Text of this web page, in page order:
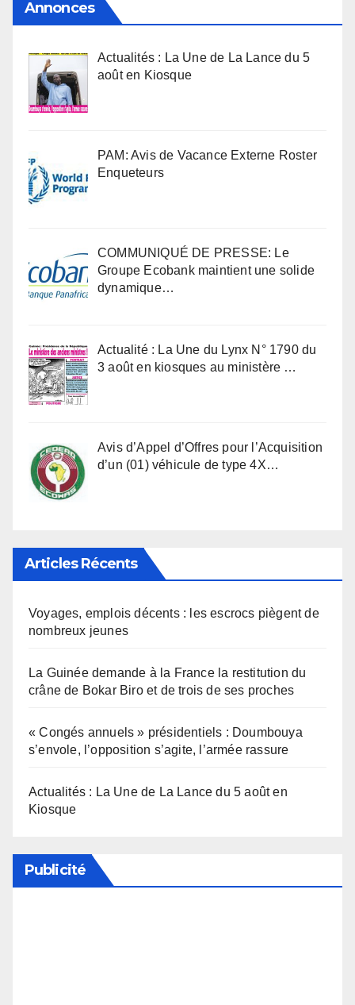
Annonces
Actualités : La Une de La Lance du 5
août en Kiosque
PAM: Avis de Vacance Externe Roster
Enqueteurs
COMMUNIQUÉ DE PRESSE: Le
Groupe Ecobank maintient une solide
dynamique…
Actualité : La Une du Lynx N° 1790 du
3 août en kiosques au ministère …
Avis d’Appel d’Offres pour l’Acquisition
d’un (01) véhicule de type 4X…
Articles Récents
Voyages, emplois décents : les escrocs piègent de
nombreux jeunes
La Guinée demande à la France la restitution du
crâne de Bokar Biro et de trois de ses proches
« Congés annuels » présidentiels : Doumbouya
s’envole, l’opposition s’agite, l’armée rassure
Actualités : La Une de La Lance du 5 août en
Kiosque
Publicité